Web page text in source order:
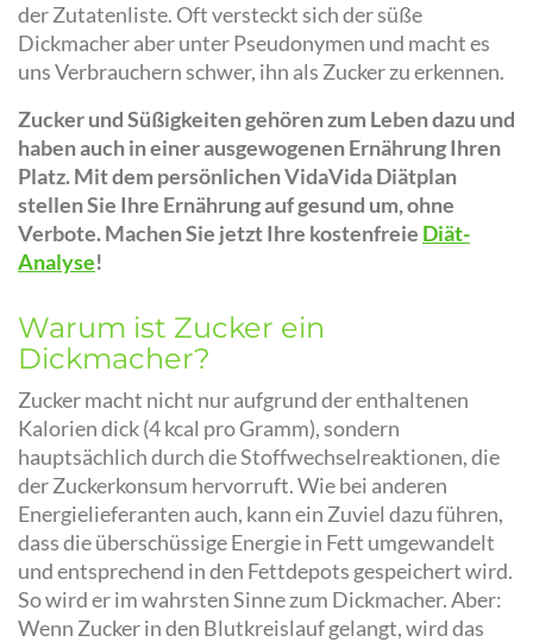
der Zutatenliste. Oft versteckt sich der süße
Dickmacher aber unter Pseudonymen und macht es
uns Verbrauchern schwer, ihn als Zucker zu erkennen.
Zucker und Süßigkeiten gehören zum Leben dazu und
haben auch in einer ausgewogenen Ernährung Ihren
Platz. Mit dem persönlichen VidaVida Diätplan
stellen Sie Ihre Ernährung auf gesund um, ohne
Verbote. Machen Sie jetzt Ihre kostenfreie Diät-
Analyse!
Warum ist Zucker ein
Dickmacher?
Zucker macht nicht nur aufgrund der enthaltenen
Kalorien dick (4 kcal pro Gramm), sondern
hauptsächlich durch die Stoffwechselreaktionen, die
der Zuckerkonsum hervorruft. Wie bei anderen
Energielieferanten auch, kann ein Zuviel dazu führen,
dass die überschüssige Energie in Fett umgewandelt
und entsprechend in den Fettdepots gespeichert wird.
So wird er im wahrsten Sinne zum Dickmacher. Aber:
Wenn Zucker in den Blutkreislauf gelangt, wird das